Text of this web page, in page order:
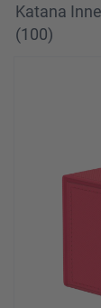
Katana
(100)